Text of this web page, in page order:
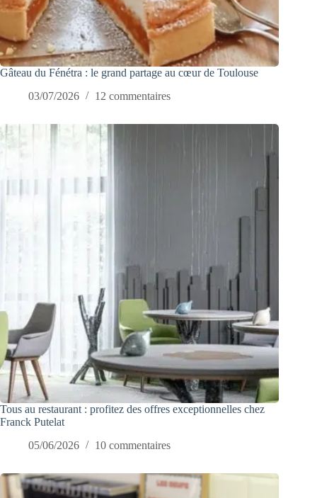
Gâteau du Fénétra : le grand partage au cœur de Toulouse
03/07/2026
12 commentaires
Tous au restaurant : profitez des offres exceptionnelles chez
Franck Putelat
05/06/2026
10 commentaires